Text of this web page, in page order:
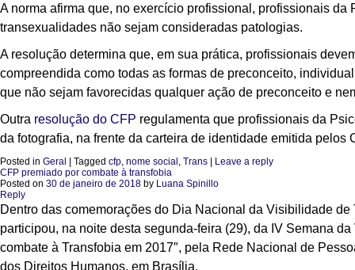
A norma afirma que, no exercício profissional, profissionais
transexualidades não sejam consideradas patologias.
A resolução determina que, em sua prática, profissionais
compreendida como todas as formas de preconceito,
que não sejam favorecidas qualquer ação de preconceito e
Outra resolução do CFP regulamenta que profissionais da
da fotografia, na frente da carteira de identidade emitida
Posted in Geral Tagged cfp, nome social , Trans
Leave a reply
CFP premiado por combate à transfobia
Posted on 30 de janeiro de 2018 by Luana Spinillo
Reply
Dentro das comemorações do Dia Nacional da Visibilidade
participou, na noite desta segunda-feira (29), da IV Semana
combate à Transfobia em 2017″, pela Rede Nacional de
dos Direitos Humanos, em Brasília.